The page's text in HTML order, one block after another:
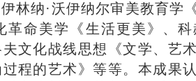
林纳·沃伊纳尔审美教育学
革命美学《生活更美》、
文化战线思想《文学、艺
程的艺术》等等。本成果